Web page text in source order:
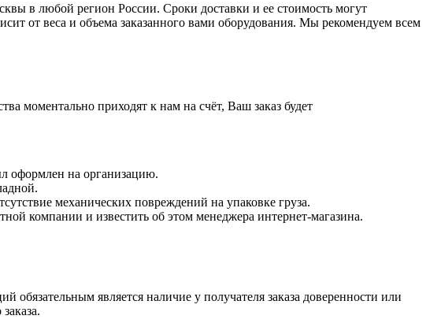
в любой регион России. Сроки доставки и ее стоимость могут
от веса и объема заказанного вами оборудования. Мы рекомендуем всем
моментально приходят к нам на счёт, Ваш заказ будет
оформлен на организацию.
механических повреждений на упаковке груза.
компании и известить об этом менеджера интернет-магазина.
является наличие у получателя заказа доверенности или